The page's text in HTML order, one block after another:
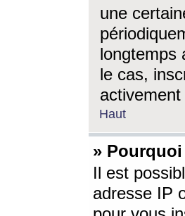
une
longtemps
le cas,
Haut
»
Il est
adresse IP